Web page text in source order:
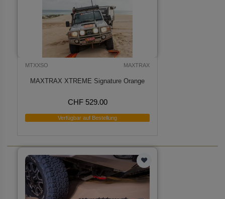
MTXXSO MAXTRAX
MAXTRAX XTREME Signature Orange
CHF 529.00
Verfügbar auf Bestellung